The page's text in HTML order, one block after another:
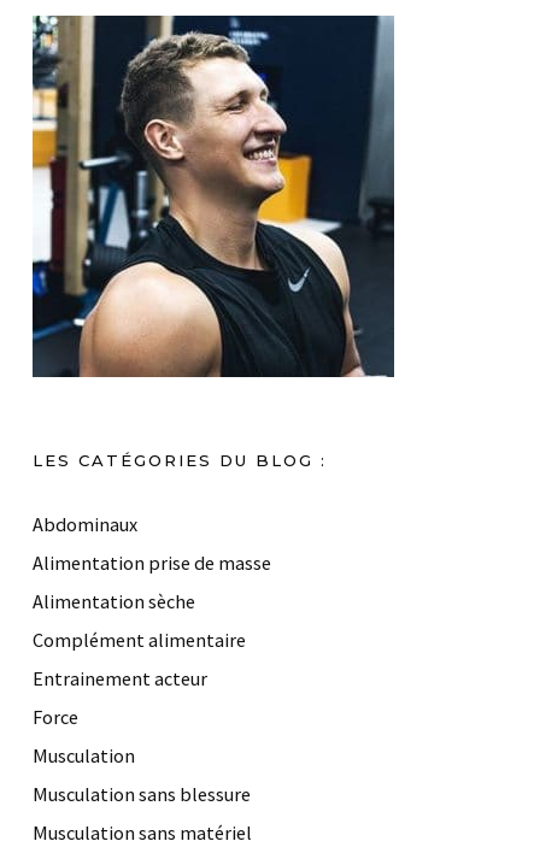
LES CATÉGORIES DU BLOG :
Abdominaux
Alimentation prise de masse
Alimentation sèche
Complément alimentaire
Entrainement acteur
Force
Musculation
Musculation sans blessure
Musculation sans matériel